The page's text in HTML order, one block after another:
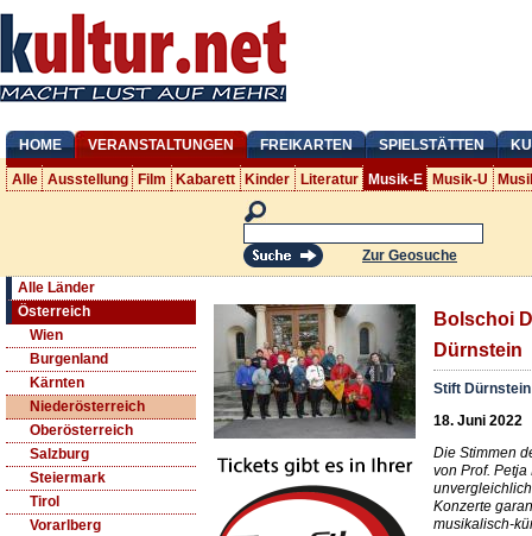
HOME VERANSTALTUNGEN FREIKARTEN SPIELSTÄTTEN
Alle Ausstellung Film Kabarett Kinder Literatur Musik-E Musik-U
Zur Geosuche
Alle Länder
Österreich
Wien
Burgenland
Kärnten
Niederösterreich
Oberösterreich
Salzburg
Steiermark
Tirol
Vorarlberg
Bolschoi
Dürnstein
Stift Dürnstein
18. Juni 2022
Die Stimmen
von Prof.
Konzerte
musikalisch-